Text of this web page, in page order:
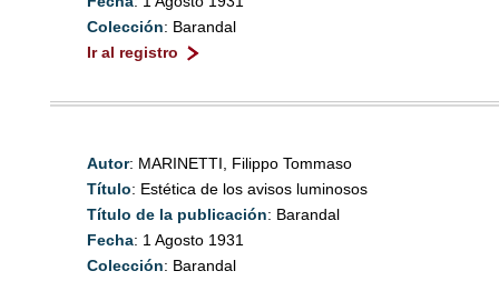
Colección: Barandal
Ir al registro
Autor: MARINETTI, Filippo Tommaso
Título: Estética de los avisos luminosos
Título de la publicación: Barandal
Fecha: 1 Agosto 1931
Colección: Barandal